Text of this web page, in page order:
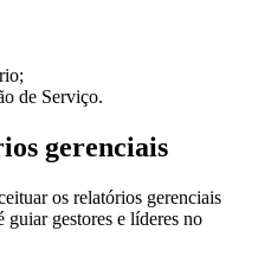
de Serviço.
gerenciais
os relatórios gerenciais
guiar gestores e líderes no